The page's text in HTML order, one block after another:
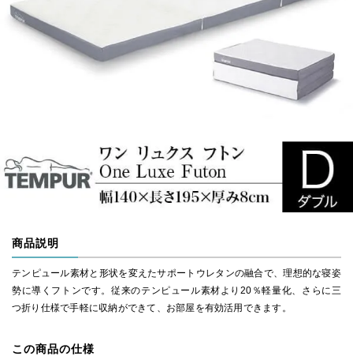
商品説明
テンピュール素材と形状を変えたサポートウレタンの融合で、理想的な寝姿
勢に導くフトンです。従来のテンピュール素材より20％軽量化、さらに三
つ折り仕様で手軽に収納ができて、お部屋を有効活用できます。
この商品の仕様